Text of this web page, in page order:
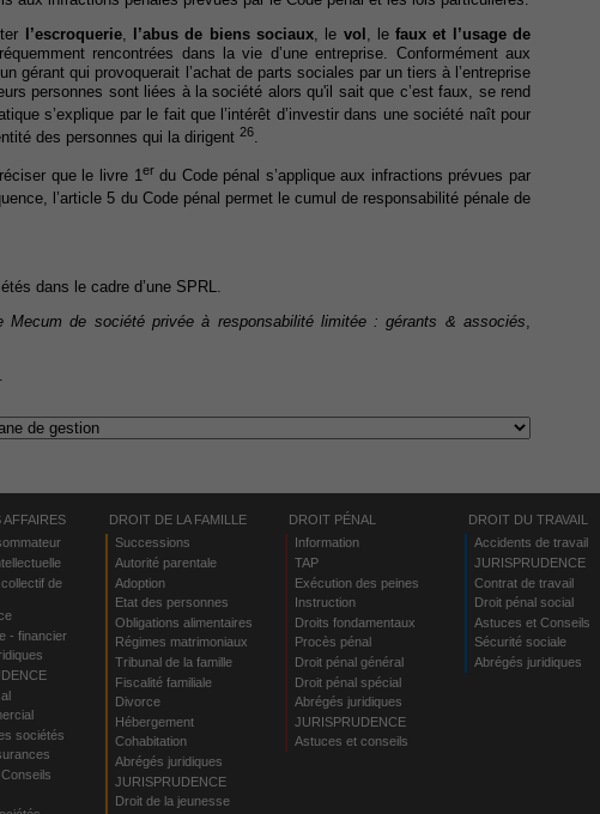
l’escroquerie, l’abus de biens sociaux, le vol , lefaux et l’usage de
rencontrées dans la vie d’une entreprise. Conformément aux
gérant qui provoquerait l’achat de parts sociales par un tiers à l’entreprise
personnes sont liées à la société alors qu'il sait que c’est faux, se rend
s’explique par le fait que l’intérêt d’investir dans une société naît pour
des personnes qui la dirigent 26.
que le livre 1er du Code pénal s’applique aux infractions prévues par
l’article 5 du Code pénal permet le cumul de responsabilité pénale de
dans le cadre d’une SPRL.
Mecum de société privée à responsabilité limitée : gérants & associés
AFFAIRES
de
- financier
sociétés
DROIT DE LA FAMILLE
Successions
Autorité parentale
Adoption
Etat des personnes
Obligations alimentaires
Régimes matrimoniaux
Tribunal de la famille
Fiscalité familiale
Divorce
Hébergement
Cohabitation
Abrégés juridiques
JURISPRUDENCE
Droit de la jeunesse
DROIT PÉNAL
Information
TAP
Exécution des peines
Instruction
Droits fondamentaux
Procès pénal
Droit pénal général
Droit pénal spécial
Abrégés juridiques
JURISPRUDENCE
Astuces et conseils
DROIT DU TRAVAIL
Accidents de travail
JURISPRUDENCE
Contrat de travail
Droit pénal social
Astuces et Conseils
Sécurité sociale
Abrégés juridiques